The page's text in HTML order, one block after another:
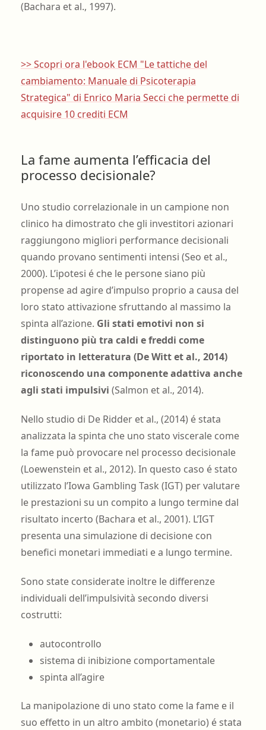
(Bachara et al., 1997).
>> Scopri ora l'ebook ECM "Le tattiche del
cambiamento: Manuale di Psicoterapia
Strategica" di Enrico Maria Secci che permette di
acquisire 10 crediti ECM
La fame aumenta l’efficacia del
processo decisionale?
Uno studio correlazionale in un campione non
clinico ha dimostrato che gli investitori azionari
raggiungono migliori performance decisionali
quando provano sentimenti intensi (Seo et al.,
2000). L’ipotesi é che le persone siano più
propense ad agire d’impulso proprio a causa del
loro stato attivazione sfruttando al massimo la
spinta all’azione. Gli stati emotivi non si
distinguono più tra caldi e freddi come
riportato in letteratura (De Witt et al., 2014)
riconoscendo una componente adattiva anche
agli stati impulsivi (Salmon et al., 2014).
Nello studio di De Ridder et al., (2014) é stata
analizzata la spinta che uno stato viscerale come
la fame può provocare nel processo decisionale
(Loewenstein et al., 2012). In questo caso é stato
utilizzato l’Iowa Gambling Task (IGT) per valutare
le prestazioni su un compito a lungo termine dal
risultato incerto (Bachara et al., 2001). L’IGT
presenta una simulazione di decisione con
benefici monetari immediati e a lungo termine.
Sono state considerate inoltre le differenze
individuali dell’impulsività secondo diversi
costrutti:
autocontrollo
sistema di inibizione comportamentale
spinta all’agire
La manipolazione di uno stato come la fame e il
suo effetto in un altro ambito (monetario) é stata